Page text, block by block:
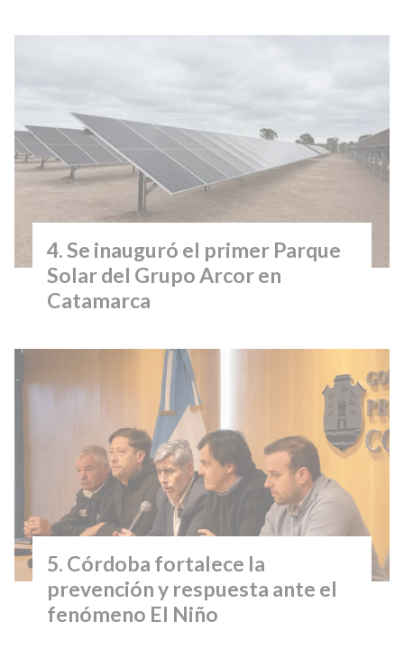
Se inauguró el primer Parque
Solar del Grupo Arcor en
Catamarca
Córdoba fortalece la
prevención y respuesta ante el
fenómeno El Niño